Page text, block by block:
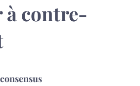
contre-